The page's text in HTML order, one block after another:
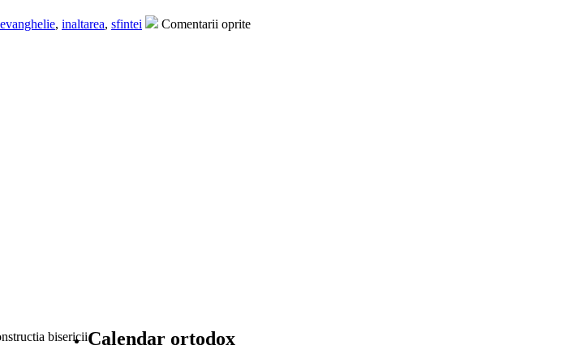
evanghelie, inaltarea, sfintei
Comentarii oprite
bisericiiCalendar ortodox